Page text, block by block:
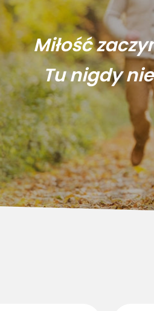
Miłość
Tu nigdy